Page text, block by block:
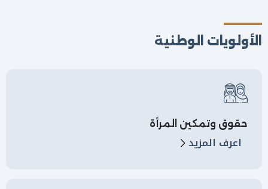
الأولويات الوطنية
حقوق وتمكين المرأة
اعرف المزيد